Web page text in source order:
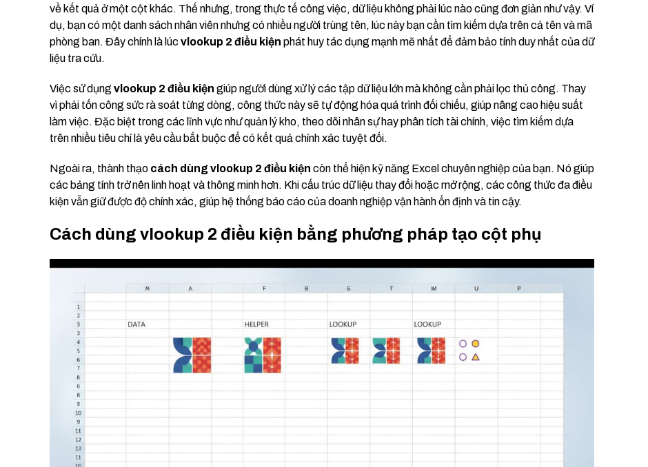
về kết quả ở một cột khác. Thế nhưng, trong thực tế công việc, dữ liệu không phải lúc nào cũng đơn giản như vậy. Ví
dụ, bạn có một danh sách nhân viên nhưng có nhiều người trùng tên, lúc này bạn cần tìm kiếm dựa trên cả tên và mã
phòng ban. Đây chính là lúc vlookup 2 điều kiện phát huy tác dụng mạnh mẽ nhất để đảm bảo tính duy nhất của dữ
liệu tra cứu.
Việc sử dụng vlookup 2 điều kiện giúp người dùng xử lý các tập dữ liệu lớn mà không cần phải lọc thủ công. Thay
vì phải tốn công sức rà soát từng dòng, công thức này sẽ tự động hóa quá trình đối chiếu, giúp nâng cao hiệu suất
làm việc. Đặc biệt trong các lĩnh vực như quản lý kho, theo dõi nhân sự hay phân tích tài chính, việc tìm kiếm dựa
trên nhiều tiêu chí là yêu cầu bắt buộc để có kết quả chính xác tuyệt đối.
Ngoài ra, thành thạo cách dùng vlookup 2 điều kiện còn thể hiện kỹ năng Excel chuyên nghiệp của bạn. Nó giúp
các bảng tính trở nên linh hoạt và thông minh hơn. Khi cấu trúc dữ liệu thay đổi hoặc mở rộng, các công thức đa điều
kiện vẫn giữ được độ chính xác, giúp hệ thống báo cáo của doanh nghiệp vận hành ổn định và tin cậy.
Cách dùng vlookup 2 điều kiện bằng phương pháp tạo cột phụ